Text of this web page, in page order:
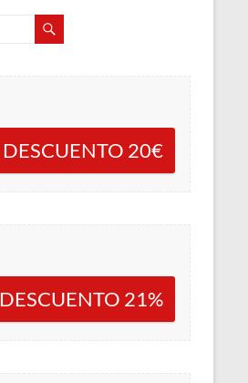
DESCUENTO 20€
DESCUENTO 21%